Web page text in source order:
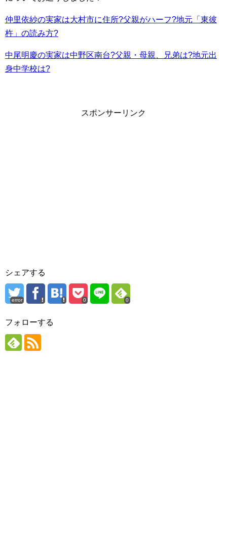
仲里依紗の実家は大村市に住所?父親がハーフ?地元「東彼
杵」の読み方?
中尾明慶の実家は中野区南台?父親・母親、兄弟は?地元出
身中学校は?
スポンサーリンク
シェアする
error 0 0
フォローする